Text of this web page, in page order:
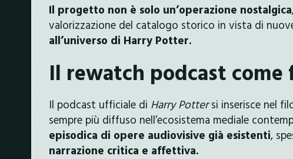
Il progetto non è solo un’operazione nostalgica
valorizzazione del catalogo storico in vista di
all’universo di Harry Potter.
Il rewatch podcast come
Il podcast ufficiale di Harry Pottersi inserisce nel
sempre più diffuso nell’ecosistema mediale
episodica di opere audiovisive già esistenti,
narrazione critica e affettiva.